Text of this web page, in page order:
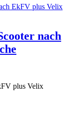
EkFV plus Velix
nach
plus Velix